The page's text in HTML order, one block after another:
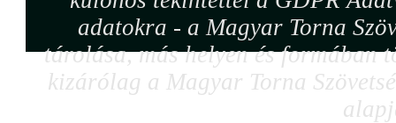
adatokra - a Magyar Torna
tárolása, más helyen és formában
kizárólag a Magyar Torna